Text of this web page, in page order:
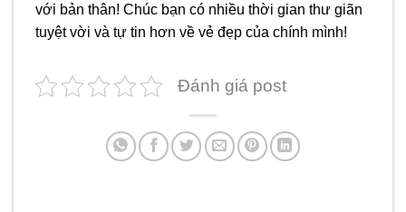
với bản thân! Chúc bạn có nhiều thời gian thư giãn
tuyệt vời và tự tin hơn về vẻ đẹp của chính mình!
Đánh giá post